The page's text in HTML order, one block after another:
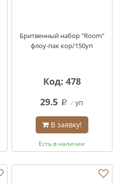
Бритвенный набор "Room"
флоу-пак кор/150уп
Код: 478
29.5 q уп
В заявку!
Есть в наличии